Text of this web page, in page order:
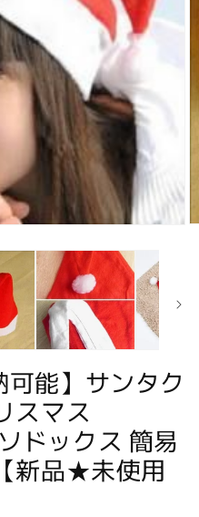
能】サンタク
スマス
ドックス 簡易
新品★未使用